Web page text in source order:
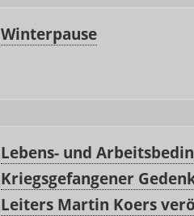
Winterpause
Lebens- und
Kriegsgefangener
Leiters Martin Koers